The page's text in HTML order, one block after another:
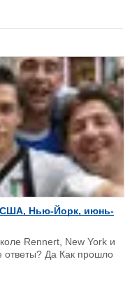
США, Нью-Йорк, июнь-
Rennert, New York и
Да Как прошло